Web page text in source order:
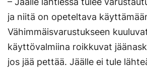
ja niitä on opeteltava
Vähimmäisvarustukseen
käyttövalmiina roikkuvat
jos jää pettää. Jäälle ei tule